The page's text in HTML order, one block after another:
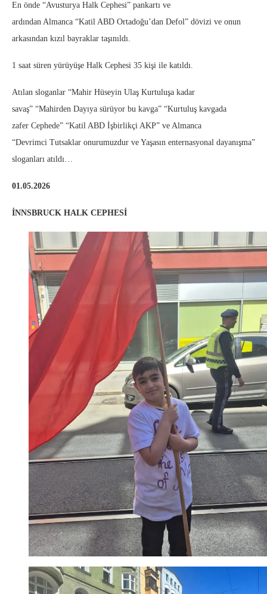
En önde “Avusturya Halk Cephesi” pankartı ve
ardından Almanca “Katil ABD Ortadoğu’dan Defol” dövizi ve onun
arkasından kızıl bayraklar taşınıldı.
1 saat süren yürüyüşe Halk Cephesi 35 kişi ile katıldı.
Atılan sloganlar “Mahir Hüseyin Ulaş Kurtuluşa kadar
savaş” “Mahirden Dayıya sürüyor bu kavga” “Kurtuluş kavgada
zafer Cephede” “Katil ABD İşbirlikçi AKP” ve Almanca
“Devrimci Tutsaklar onurumuzdur ve Yaşasın enternasyonal dayanışma”
sloganları atıldı…
01.05.2026
İNNSBRUCK HALK CEPHESİ